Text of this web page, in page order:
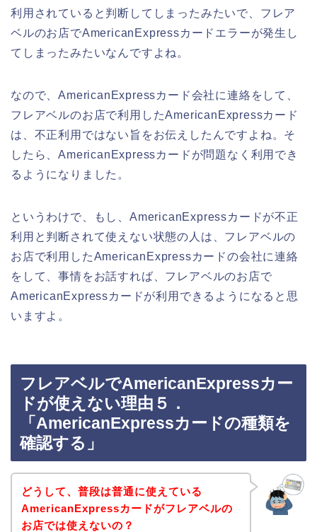
利用されていると判断してしまったみたいで、フレア
ベルのお店でAmericanExpressカードエラーが発生し
てしまったみたいなんですよね。
なので、AmericanExpressカード会社に連絡をして、
フレアベルのお店で利用したAmericanExpressカード
は、不正利用ではない旨をお伝えしたんですよね。そ
したら、AmericanExpressカードが問題なく利用でき
るようになりました。
というわけで、もし、AmericanExpressカードが不正
利用と判断されて使えない状態の人は、フレアベルの
お店で利用したAmericanExpressカードの会社に連絡
をして、事情をお話すれば、フレアベルのお店で
AmericanExpressカードが利用できるようになると思
いますよ。
フレアベルでAmericanExpressカー
ドが使えない理由５．
「AmericanExpressカードの種類を
確認する」
どうして、普段は普通に使えている
AmericanExpressカードがフレアベルの
お店では使えないの？